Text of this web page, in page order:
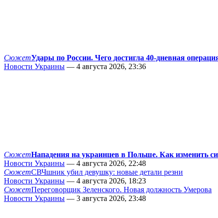
СюжетУдары по России. Чего достигла 40-дневная
Новости Украины — 4 августа 2026, 23:36
СюжетНападения на украинцев в Польше. Как изменить
Новости Украины — 4 августа 2026, 22:48
СюжетСВЧшник убил девушку: новые детали резни
Новости Украины — 4 августа 2026, 18:23
СюжетПереговорщик Зеленского. Новая должность Умерова
Новости Украины — 3 августа 2026, 23:48